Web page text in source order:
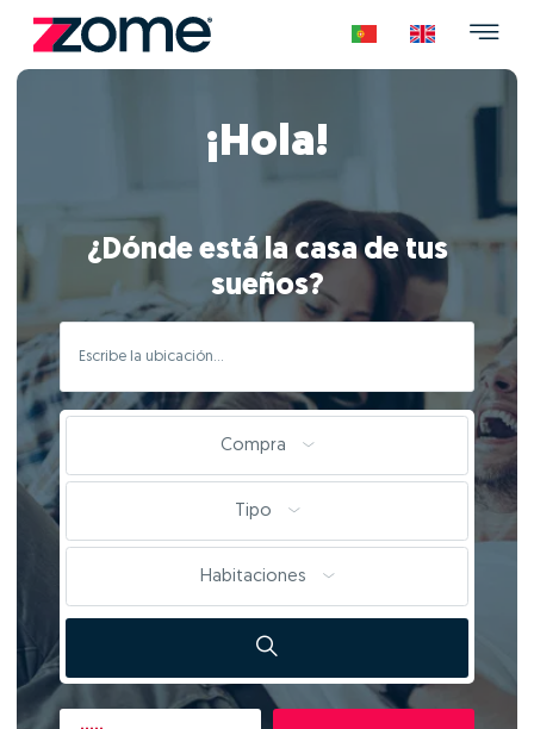
¡Hola!
¿Dónde está la casa de tus
sueños?
Compra
Tipo
Habitaciones